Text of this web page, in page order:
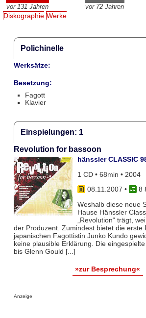
vor 131 Jahren vor 72 Jahren
Diskographie Werke
Polichinelle
Werksätze:
Besetzung:
Fagott
Klavier
Einspielungen: 1
Revolution for bassoon
hänssler CLASSIC
1 CD • 68min • 2004
08.11.2007 •
8
Weshalb diese neue
Hause Hänssler
„Revolution“ trägt,
der Produzent. Zumindest bietet die erste
japanischen Fagottistin Junko Kundo
keine plausible Erklärung. Die
bis Glenn Gould [...]
»zur Besprechung«
Anzeige